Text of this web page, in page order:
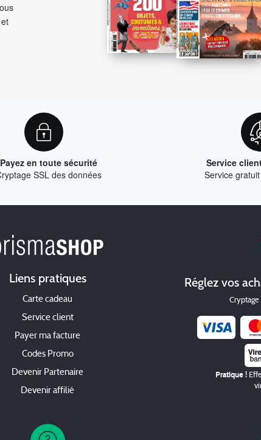
Payez en toute sécurité
SSL des données
Service
Service
Liens pratiques
Carte cadeau
Service client
Payer ma facture
Codes Promo
Devenir Partenaire
Devenir affilié
Réglez vos
Cryptage
Pratique !